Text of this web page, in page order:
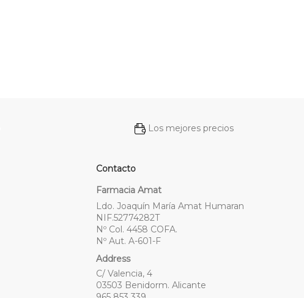
Los mejores precios
Contacto
Farmacia Amat
Ldo. Joaquín María Amat Humaran
NIF.52774282T
Nº Col. 4458 COFA.
Nº Aut. A-601-F
Address
C/ Valencia, 4
03503 Benidorm. Alicante